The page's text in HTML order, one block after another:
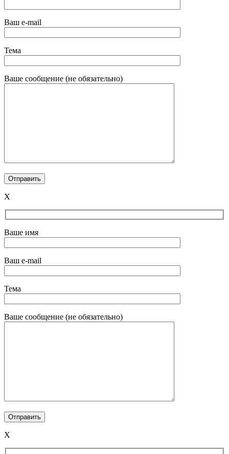
Ваш e-mail
Тема
Ваше сообщение (не обязательно)
X
Ваше имя
Ваш e-mail
Тема
Ваше сообщение (не обязательно)
X